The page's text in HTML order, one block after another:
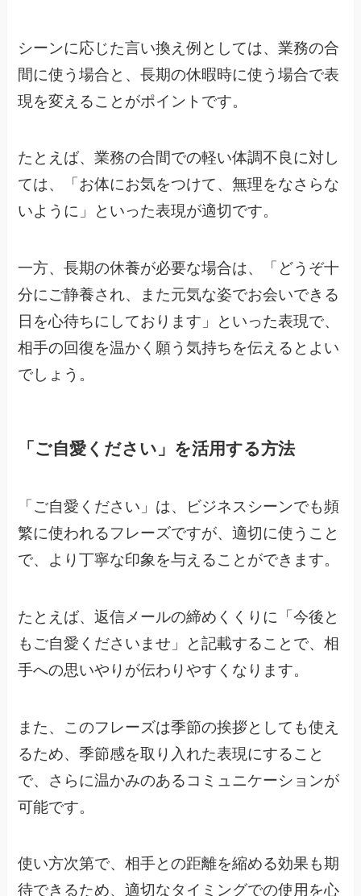
シーンに応じた言い換え例としては、業務の合
間に使う場合と、長期の休暇時に使う場合で表
現を変えることがポイントです。
たとえば、業務の合間での軽い体調不良に対し
ては、「お体にお気をつけて、無理をなさらな
いように」といった表現が適切です。
一方、長期の休養が必要な場合は、「どうぞ十
分にご静養され、また元気な姿でお会いできる
日を心待ちにしております」といった表現で、
相手の回復を温かく願う気持ちを伝えるとよい
でしょう。
「ご自愛ください」を活用する方法
「ご自愛ください」は、ビジネスシーンでも頻
繁に使われるフレーズですが、適切に使うこと
で、より丁寧な印象を与えることができます。
たとえば、返信メールの締めくくりに「今後と
もご自愛くださいませ」と記載することで、相
手への思いやりが伝わりやすくなります。
また、このフレーズは季節の挨拶としても使え
るため、季節感を取り入れた表現にすること
で、さらに温かみのあるコミュニケーションが
可能です。
使い方次第で、相手との距離を縮める効果も期
待できるため、適切なタイミングでの使用を心